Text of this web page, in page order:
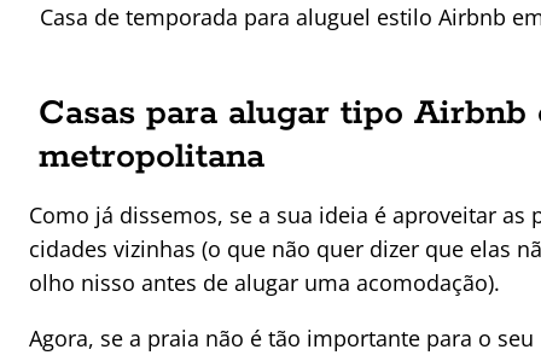
Casa de temporada para aluguel estilo Airbnb
Casas para alugar tipo Airbnb
metropolitana
Como já dissemos, se a sua ideia é aproveitar
cidades vizinhas (o que não quer dizer que elas
olho nisso antes de alugar uma acomodação).
Agora, se a praia não é tão importante para o